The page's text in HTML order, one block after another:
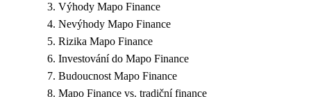
Výhody Mapo Finance
Nevýhody Mapo Finance
Rizika Mapo Finance
Investování do Mapo Finance
Budoucnost Mapo Finance
Mapo Finance vs. tradiční finance